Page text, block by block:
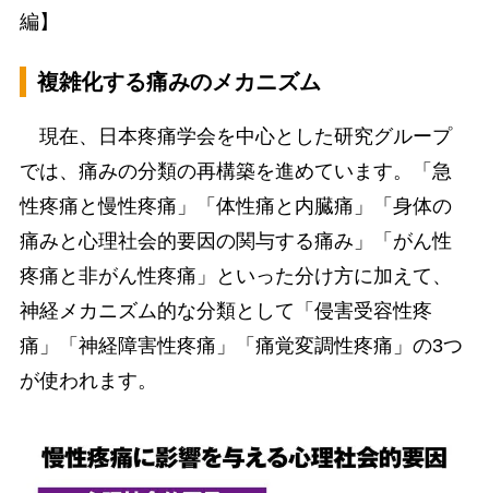
編】
複雑化する痛みのメカニズム
現在、日本疼痛学会を中心とした研究グループ
では、痛みの分類の再構築を進めています。「急
性疼痛と慢性疼痛」「体性痛と内臓痛」「身体の
痛みと心理社会的要因の関与する痛み」「がん性
疼痛と非がん性疼痛」といった分け方に加えて、
神経メカニズム的な分類として「侵害受容性疼
痛」「神経障害性疼痛」「痛覚変調性疼痛」の3つ
が使われます。